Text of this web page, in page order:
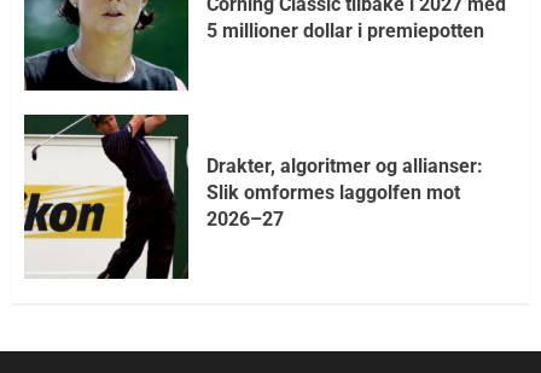
5 millioner dollar i premiepotten
Drakter, algoritmer og allianser:
Slik omformes laggolfen mot
2026–27